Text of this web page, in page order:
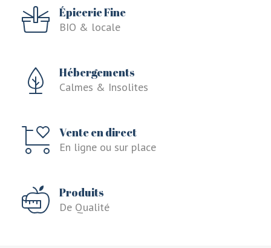
Épicerie Fine
BIO & locale
Hébergements
Calmes & Insolites
Vente en direct
En ligne ou sur place
Produits
De Qualité